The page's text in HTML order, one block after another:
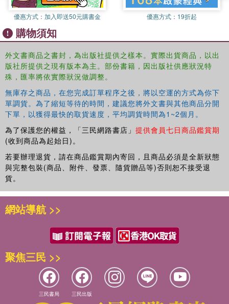
優惠方式： 加入即送50元購書金 優惠方式： 19折起
購物須知
外文書商品之書封，為出版社提供之樣本。實際出貨商品，以出
版社所提供之現有版本為主。部份書籍，因出版社供應狀況特
殊，匯率將依實際狀況做調整。
無庫存之商品，在您完成訂單程序之後，將以空運的方式為你下
單調貨。為了縮短等待的時間，建議您將外文書與其他商品分開
下單，以獲得最快的取貨速度，平均調貨時間為1~2個月。
為了保護您的權益，「三民網路書店」 提供會員七日商品鑑賞期
(收到商品為起始日)。
若要辦理退貨，請在商品鑑賞期內寄回，且商品必須是全新狀態
與完整包裝(商品、附件、發票、隨貨贈品等)否則恕不接受退
貨。
網站導航 >>
聚焦三民 >>
三民書局 三民出版